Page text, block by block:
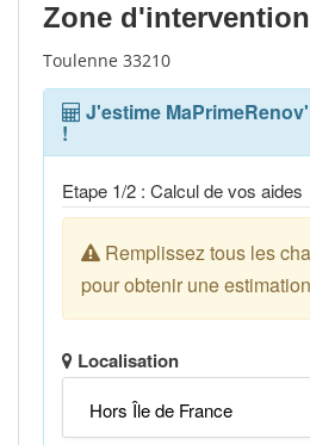
Zone d'intervention
Toulenne 33210